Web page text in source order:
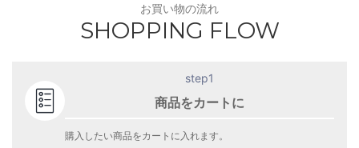
お買い物の流れ
SHOPPING FLOW
step1
商品をカートに
購入したい商品をカートに入れます。